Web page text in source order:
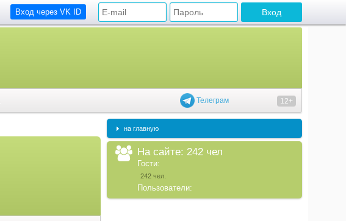
Вход через VK ID
Телеграм 12+
на главную
На сайте: 242 чел
Гости:
242 чел.
Пользователи: